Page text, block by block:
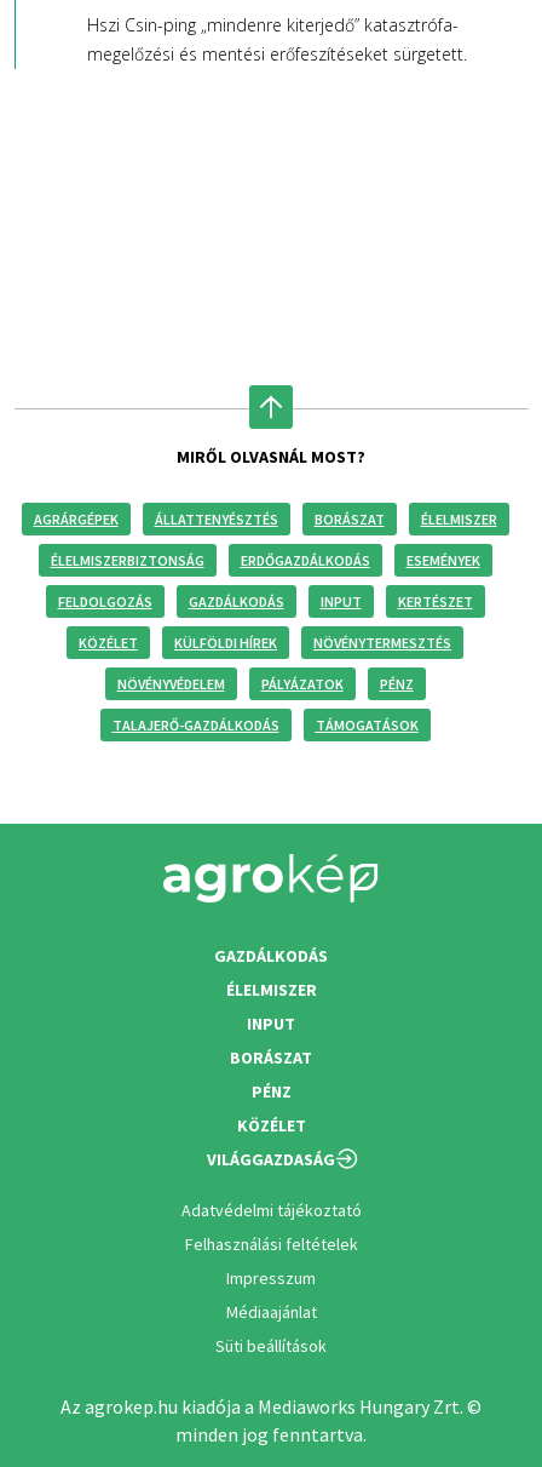
Hszi Csin-ping „mindenre kiterjedő” katasztrófa-
megelőzési és mentési erőfeszítéseket sürgetett.
MIRŐL OLVASNÁL MOST?
AGRÁRGÉPEK ÁLLATTENYÉSZTÉS BORÁSZAT ÉLELMISZER
ÉLELMISZERBIZTONSÁG ERDŐGAZDÁLKODÁS ESEMÉNYEK
FELDOLGOZÁS GAZDÁLKODÁS INPUT KERTÉSZET
KÖZÉLET KÜLFÖLDI HÍREK NÖVÉNYTERMESZTÉS
NÖVÉNYVÉDELEM PÁLYÁZATOK PÉNZ
TALAJERŐ-GAZDÁLKODÁS TÁMOGATÁSOK
GAZDÁLKODÁS
ÉLELMISZER
INPUT
BORÁSZAT
PÉNZ
KÖZÉLET
VILÁGGAZDASÁG
Adatvédelmi tájékoztató
Felhasználási feltételek
Impresszum
Médiaajánlat
Süti beállítások
Az agrokep.hu kiadója a Mediaworks Hungary Zrt. ©
minden jog fenntartva.